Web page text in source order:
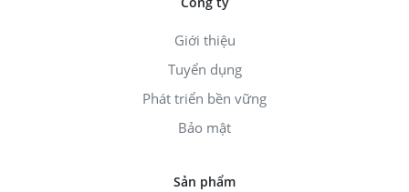
Giới thiệu
Tuyển dụng
Phát triển bền vững
Bảo mật
Sản phẩm